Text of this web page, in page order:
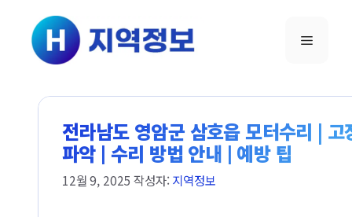
건너뛰기
메뉴
전라남도 영암군 삼호읍 모터수리 | 고
파악 | 수리 방법 안내 | 예방 팁
12월 9, 2025 작성자: 지역정보